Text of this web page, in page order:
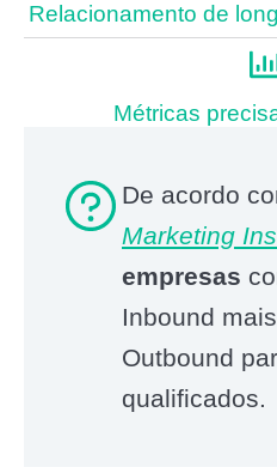
Relacionamento de
Métricas
De acordo
Marketing
empresas
Inbound
Outbound
qualificados.